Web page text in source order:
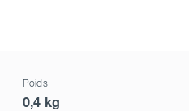
Poids
0,4 kg